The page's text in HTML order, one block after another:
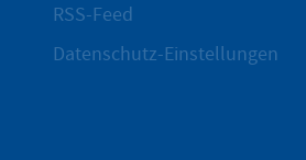
RSS-Feed
Datenschutz-Einstellungen